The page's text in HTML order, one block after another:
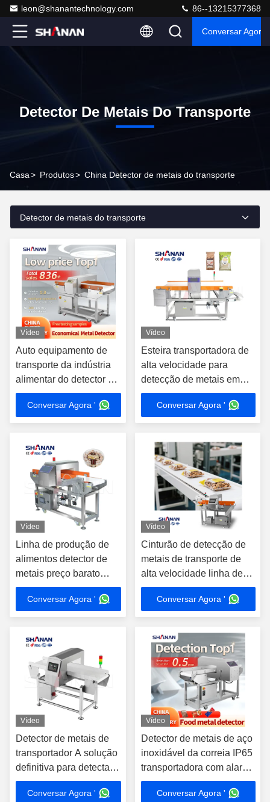
leon@shanantechnology.com 86--13215377368
Conversar Agora
Detector De Metais Do Transporte
Casa> Produtos> China Detector de metais do transporte
Detector de metais do transporte
Vídeo
Auto equipamento de
transporte da indústria
alimentar do detector de
metais/correia dos
detectores de metais
Conversar Agora '
Vídeo
Esteira transportadora de
alta velocidade para
detecção de metais em
durião, industrial, para
fábrica de processamento
de alimentos, linha de
Conversar Agora '
Vídeo
Linha de produção de
alimentos detector de
metais preço barato
aplicação de alimentos
de túnel
Conversar Agora '
Vídeo
Cinturão de detecção de
metais de transporte de
alta velocidade linha de
produção de alimentos de
fábrica de processamento
industrial de alimentos
Conversar Agora '
Vídeo
Detector de metais de
transportador A solução
definitiva para detectar
contaminantes
metálicos em seus
Conversar Agora '
Vídeo
Detector de metais de aço
inoxidável da correia IP65
transportadora com alarme
do som e da luz
Conversar Agora '